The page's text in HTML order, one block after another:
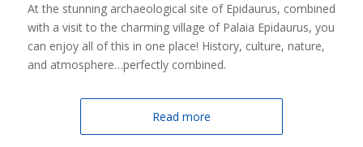
At the stunning archaeological site of Epidaurus, combined
with a visit to the charming village of Palaia Epidaurus, you
can enjoy all of this in one place! History, culture, nature,
and atmosphere…perfectly combined.
Read more